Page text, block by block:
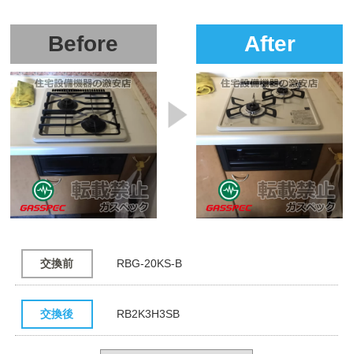
Before After
交換前 RBG-20KS-B
交換後 RB2K3H3SB